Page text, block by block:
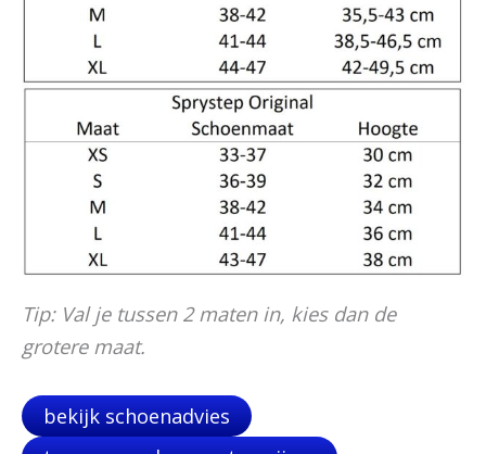
Tip: Val je tussen 2 maten in, kies dan de
grotere maat.
bekijk schoenadvies